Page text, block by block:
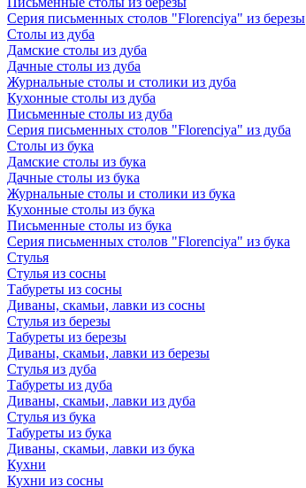
Серия письменных столов "Florenciya" из березы
Столы из дуба
Дамские столы из дуба
Дачные столы из дуба
Журнальные столы и столики из дуба
Кухонные столы из дуба
Письменные столы из дуба
Серия письменных столов "Florenciya" из дуба
Столы из бука
Дамские столы из бука
Дачные столы из бука
Журнальные столы и столики из бука
Кухонные столы из бука
Письменные столы из бука
Серия письменных столов "Florenciya" из бука
Стулья
Стулья из сосны
Табуреты из сосны
Диваны, скамьи, лавки из сосны
Стулья из березы
Табуреты из березы
Диваны, скамьи, лавки из березы
Стулья из дуба
Табуреты из дуба
Диваны, скамьи, лавки из дуба
Стулья из бука
Табуреты из бука
Диваны, скамьи, лавки из бука
Кухни
Кухни из сосны